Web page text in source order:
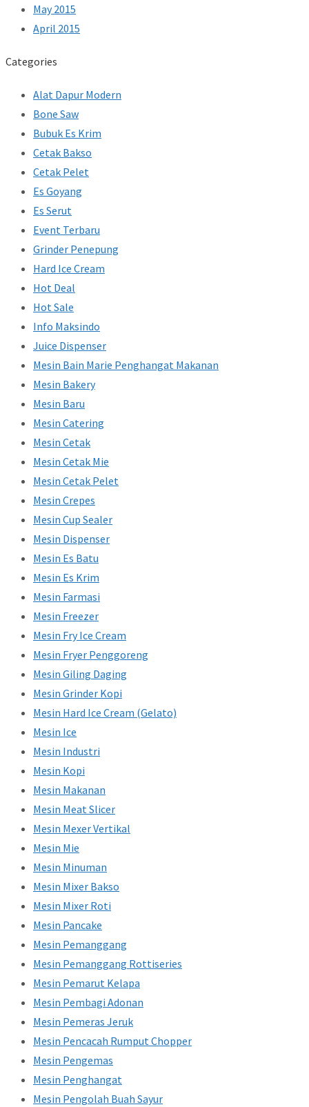
May 2015
April 2015
Categories
Alat Dapur Modern
Bone Saw
Bubuk Es Krim
Cetak Bakso
Cetak Pelet
Es Goyang
Es Serut
Event Terbaru
Grinder Penepung
Hard Ice Cream
Hot Deal
Hot Sale
Info Maksindo
Juice Dispenser
Mesin Bain Marie Penghangat Makanan
Mesin Bakery
Mesin Baru
Mesin Catering
Mesin Cetak
Mesin Cetak Mie
Mesin Cetak Pelet
Mesin Crepes
Mesin Cup Sealer
Mesin Dispenser
Mesin Es Batu
Mesin Es Krim
Mesin Farmasi
Mesin Freezer
Mesin Fry Ice Cream
Mesin Fryer Penggoreng
Mesin Giling Daging
Mesin Grinder Kopi
Mesin Hard Ice Cream (Gelato)
Mesin Ice
Mesin Industri
Mesin Kopi
Mesin Makanan
Mesin Meat Slicer
Mesin Mexer Vertikal
Mesin Mie
Mesin Minuman
Mesin Mixer Bakso
Mesin Mixer Roti
Mesin Pancake
Mesin Pemanggang
Mesin Pemanggang Rottiseries
Mesin Pemarut Kelapa
Mesin Pembagi Adonan
Mesin Pemeras Jeruk
Mesin Pencacah Rumput Chopper
Mesin Pengemas
Mesin Penghangat
Mesin Pengolah Buah Sayur